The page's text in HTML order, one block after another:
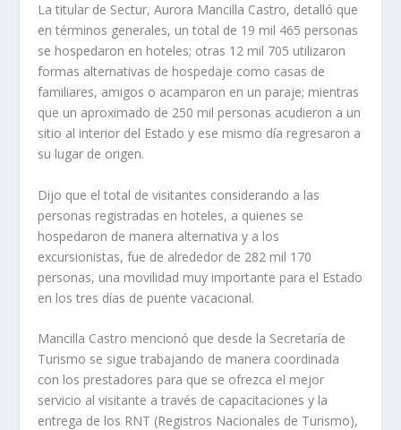
La titular de Sectur, Aurora Mancilla Castro, detalló que
en términos generales, un total de 19 mil 465 personas
se hospedaron en hoteles; otras 12 mil 705 utilizaron
formas alternativas de hospedaje como casas de
familiares, amigos o acamparon en un paraje; mientras
que un aproximado de 250 mil personas acudieron a un
sitio al interior del Estado y ese mismo día regresaron a
su lugar de origen.
Dijo que el total de visitantes considerando a las
personas registradas en hoteles, a quienes se
hospedaron de manera alternativa y a los
excursionistas, fue de alrededor de 282 mil 170
personas, una movilidad muy importante para el Estado
en los tres días de puente vacacional.
Mancilla Castro mencionó que desde la Secretaría de
Turismo se sigue trabajando de manera coordinada
con los prestadores para que se ofrezca el mejor
servicio al visitante a través de capacitaciones y la
entrega de los RNT (Registros Nacionales de Turismo),